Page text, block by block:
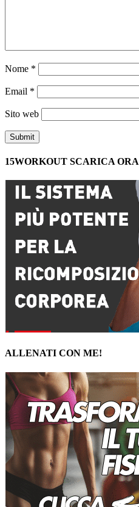
Nome *
Email *
Sito web
15WORKOUT SCARICA ORA
ALLENATI CON ME!